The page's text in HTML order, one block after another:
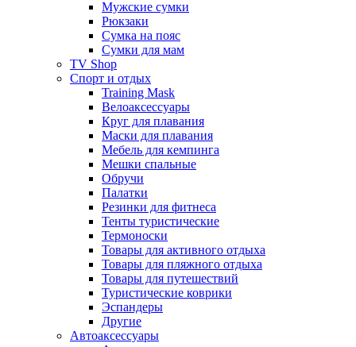
Мужские сумки
Рюкзаки
Сумка на пояс
Сумки для мам
TV Shop
Спорт и отдых
Training Mask
Велоаксессуары
Круг для плавания
Маски для плавания
Мебель для кемпинга
Мешки спальные
Обручи
Палатки
Резинки для фитнеса
Тенты туристические
Термоноски
Товары для активного отдыха
Товары для пляжного отдыха
Товары для путешествий
Туристические коврики
Эспандеры
Другие
Автоаксессуары